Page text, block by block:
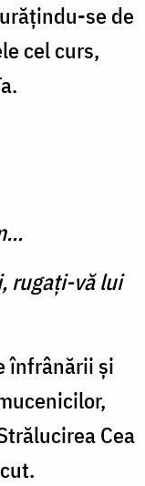
se de
cel curs,
rugaţi-vă lui
înfrânării şi
Cea